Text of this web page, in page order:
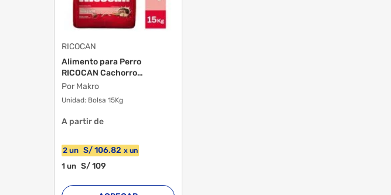
Advertencias De Consumo
RICOCAN
Alimento para Perro
RICOCAN Cachorro
Pequeños ...
Por Makro
Unidad: Bolsa 15Kg
A partir de
2 un S/106.82 x un
1 un S/109